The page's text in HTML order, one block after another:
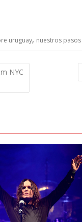
uruguay, nuestros pasos
NYC